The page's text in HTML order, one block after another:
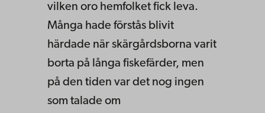
vilken oro hemfolket fick leva.
Många hade förstås blivit
härdade när skärgårdsborna varit
borta på långa fiskefärder, men
på den tiden var det nog ingen
som talade om